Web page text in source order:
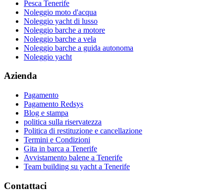
Pesca Tenerife
Noleggio moto d'acqua
Noleggio yacht di lusso
Noleggio barche a motore
Noleggio barche a vela
Noleggio barche a guida autonoma
Noleggio yacht
Azienda
Pagamento
Pagamento Redsys
Blog e stampa
politica sulla riservatezza
Politica di restituzione e cancellazione
Termini e Condizioni
Gita in barca a Tenerife
Avvistamento balene a Tenerife
Team building su yacht a Tenerife
Contattaci